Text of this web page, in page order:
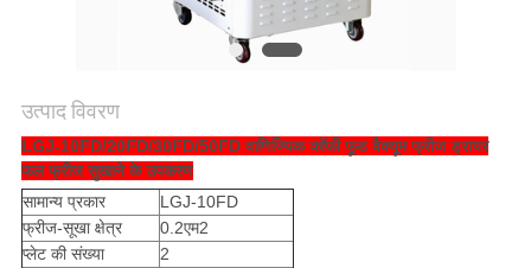
उत्पाद विवरण
LGJ-10FD/20FD/30FD/50FD वाणिज्यिक कॉफी फूड वैक्यूम फ्रीज ड्रायर
फल फ्रीज सुखाने के उपकरण
सामान्य प्रकार
LGJ-10FD
फ्रीज-सूखा क्षेत्र
0.2एम2
प्लेट की संख्या
2